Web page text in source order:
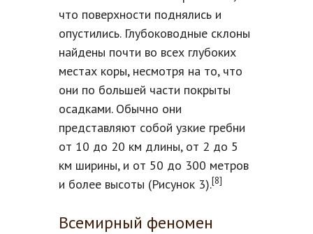
что поверхности поднялись и
опустились. Глубоководные склоны
найдены почти во всех глубоких
местах коры, несмотря на то, что
они по большей части покрыты
осадками. Обычно они
представляют собой узкие гребни
от 10 до 20 км длины, от 2 до 5
км ширины, и от 50 до 300 метров
и более высоты (Рисунок 3).[8]
Всемирный феномен